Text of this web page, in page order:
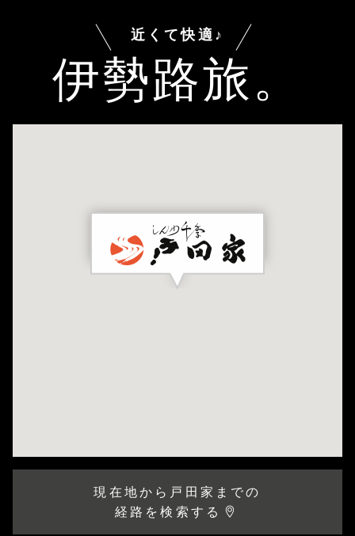
近くて快適♪
伊勢路旅。
現在地から戸田家までの
経路を検索する